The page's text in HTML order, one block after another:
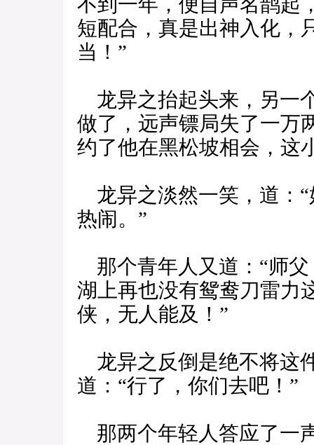
短配合，真是出神入化，
当！”
龙异之抬起头来，另一
做了，远声镖局失了一万
约了他在黑松坡相会，这
龙异之淡然一笑，道：
热闹。”
那个青年人又道：“师
湖上再也没有鸳鸯刀雷力
侠，无人能及！”
龙异之反倒是绝不将这
道：“行了，你们去吧！”
那两个年轻人答应了一